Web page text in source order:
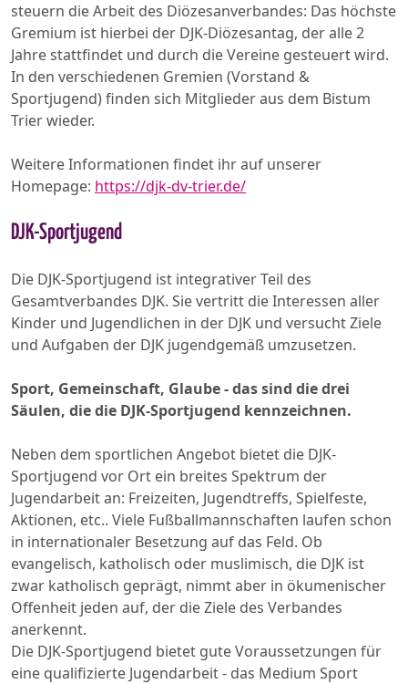
steuern die Arbeit des Diözesanverbandes: Das höchste
Gremium ist hierbei der DJK-Diözesantag, der alle 2
Jahre stattfindet und durch die Vereine gesteuert wird.
In den verschiedenen Gremien (Vorstand &
Sportjugend) finden sich Mitglieder aus dem Bistum
Trier wieder.
Weitere Informationen findet ihr auf unserer
Homepage: https://djk-dv-trier.de/
DJK-Sportjugend
Die DJK-Sportjugend ist integrativer Teil des
Gesamtverbandes DJK. Sie vertritt die Interessen aller
Kinder und Jugendlichen in der DJK und versucht Ziele
und Aufgaben der DJK jugendgemäß umzusetzen.
Sport, Gemeinschaft, Glaube - das sind die drei
Säulen, die die DJK-Sportjugend kennzeichnen.
Neben dem sportlichen Angebot bietet die DJK-
Sportjugend vor Ort ein breites Spektrum der
Jugendarbeit an: Freizeiten, Jugendtreffs, Spielfeste,
Aktionen, etc.. Viele Fußballmannschaften laufen schon
in internationaler Besetzung auf das Feld. Ob
evangelisch, katholisch oder muslimisch, die DJK ist
zwar katholisch geprägt, nimmt aber in ökumenischer
Offenheit jeden auf, der die Ziele des Verbandes
anerkennt.
Die DJK-Sportjugend bietet gute Voraussetzungen für
eine qualifizierte Jugendarbeit - das Medium Sport